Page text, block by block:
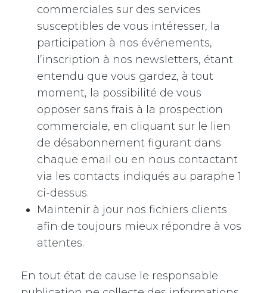
commerciales sur des services
susceptibles de vous intéresser, la
participation à nos événements,
l’inscription à nos newsletters, étant
entendu que vous gardez, à tout
moment, la possibilité de vous
opposer sans frais à la prospection
commerciale, en cliquant sur le lien
de désabonnement figurant dans
chaque email ou en nous contactant
via les contacts indiqués au paraphe 1
ci-dessus.
Maintenir à jour nos fichiers clients
afin de toujours mieux répondre à vos
attentes.
En tout état de cause le responsable